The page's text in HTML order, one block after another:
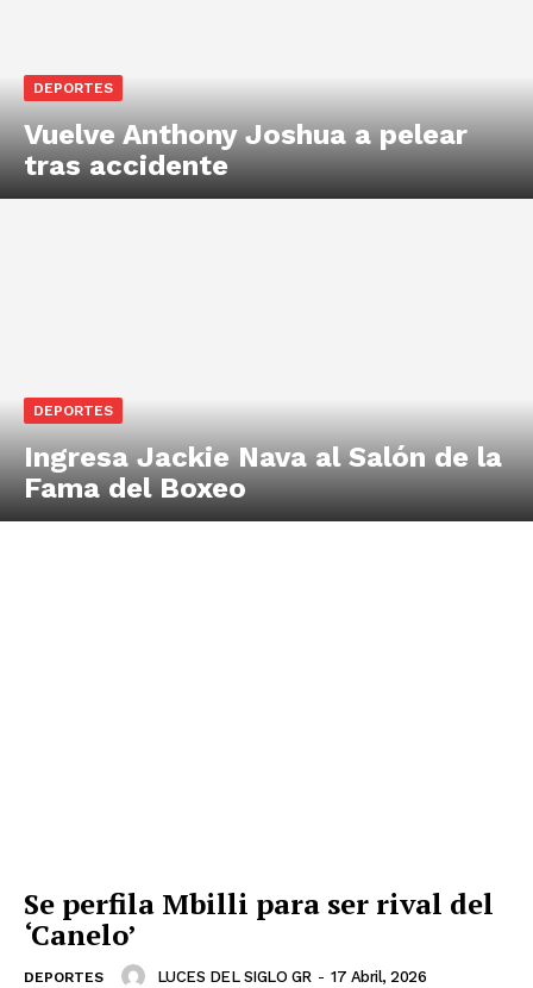
DEPORTES
Vuelve Anthony Joshua a pelear
tras accidente
DEPORTES
Ingresa Jackie Nava al Salón de la
Fama del Boxeo
Se perfila Mbilli para ser rival del
‘Canelo’
DEPORTES LUCES DEL SIGLO GR - 17 Abril, 2026